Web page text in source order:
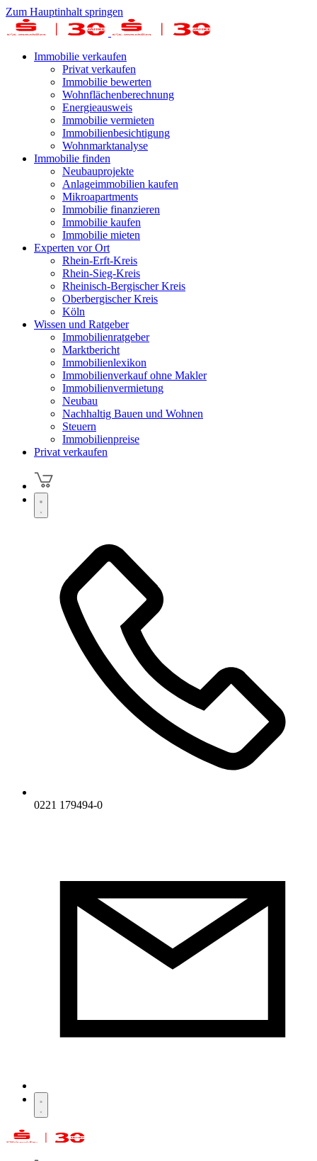
Zum Hauptinhalt springen
Immobilie verkaufen
Privat verkaufen
Immobilie bewerten
Wohnflächenberechnung
Energieausweis
Immobilie vermieten
Immobilienbesichtigung
Wohnmarktanalyse
Immobilie finden
Neubauprojekte
Anlageimmobilien kaufen
Mikroapartments
Immobilie finanzieren
Immobilie kaufen
Immobilie mieten
Experten vor Ort
Rhein-Erft-Kreis
Rhein-Sieg-Kreis
Rheinisch-Bergischer Kreis
Oberbergischer Kreis
Köln
Wissen und Ratgeber
Immobilienratgeber
Marktbericht
Immobilienlexikon
Immobilienverkauf ohne Makler
Immobilienvermietung
Neubau
Nachhaltig Bauen und Wohnen
Steuern
Immobilienpreise
Privat verkaufen
0221 179494-0